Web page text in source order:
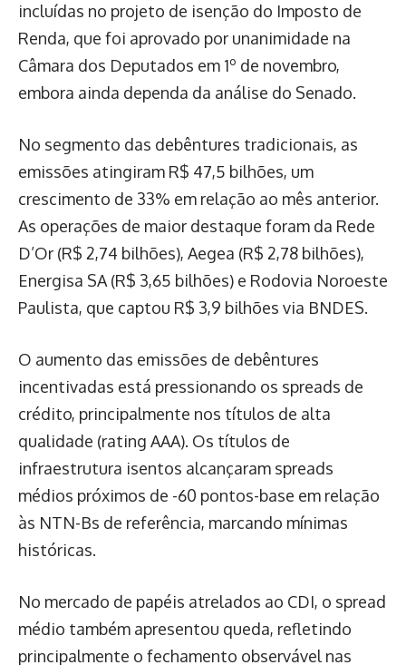
incluídas no projeto de isenção do Imposto de
Renda, que foi aprovado por unanimidade na
Câmara dos Deputados em 1º de novembro,
embora ainda dependa da análise do Senado.
No segmento das debêntures tradicionais, as
emissões atingiram R$ 47,5 bilhões, um
crescimento de 33% em relação ao mês anterior.
As operações de maior destaque foram da Rede
D’Or (R$ 2,74 bilhões), Aegea (R$ 2,78 bilhões),
Energisa SA (R$ 3,65 bilhões) e Rodovia Noroeste
Paulista, que captou R$ 3,9 bilhões via BNDES.
O aumento das emissões de debêntures
incentivadas está pressionando os spreads de
crédito, principalmente nos títulos de alta
qualidade (rating AAA). Os títulos de
infraestrutura isentos alcançaram spreads
médios próximos de -60 pontos-base em relação
às NTN-Bs de referência, marcando mínimas
históricas.
No mercado de papéis atrelados ao CDI, o spread
médio também apresentou queda, refletindo
principalmente o fechamento observável nas